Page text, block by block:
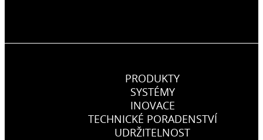
PRODUKTY
SYSTÉMY
INOVACE
TECHNICKÉ PORADENSTVÍ
UDRŽITELNOST